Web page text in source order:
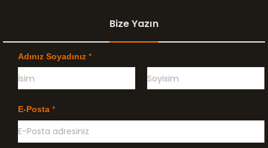
Bize Yazın
Adınız Soyadınız *
c
e
i
e
E-Posta *